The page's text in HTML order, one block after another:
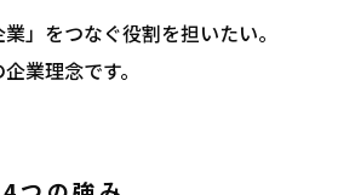
」をつなぐ役割を担いたい。
業理念です。